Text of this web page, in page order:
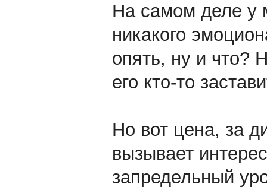
На самом деле у
никакого
опять, ну и что?
его кто-то
Но вот цена, за
вызывает
запредельный